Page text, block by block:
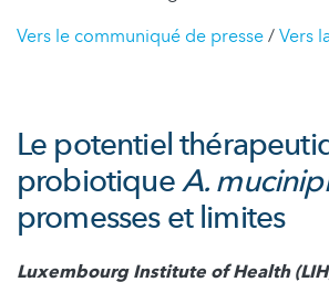
Vers le communiqué de presse/Vers
Le potentiel
probiotiqueA.
promesses et limites
Luxembourg Institute of Health